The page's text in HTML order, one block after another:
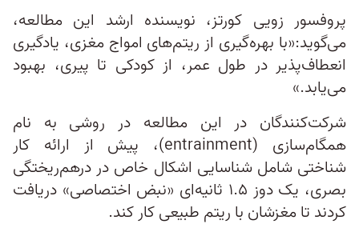
پروفسور زویی کورتز، نویسنده ارشد این مطالعه،
می‌گوید:«با بهره‌گیری از ریتم‌های امواج مغزی، یادگیری
انعطاف‌پذیر در طول عمر، از کودکی تا پیری، بهبود
می‌یابد.»
شرکت‌کنندگان در این مطالعه در روشی به نام
همگام‌سازی (entrainment)، پیش از ارائه کار
شناختی شامل شناسایی اشکال خاص در درهم‌ریختگی
بصری، یک دوز ۱.۵ ثانیه‌ای «نبض اختصاصی» دریافت
کردند تا مغزشان با ریتم طبیعی کار کند.